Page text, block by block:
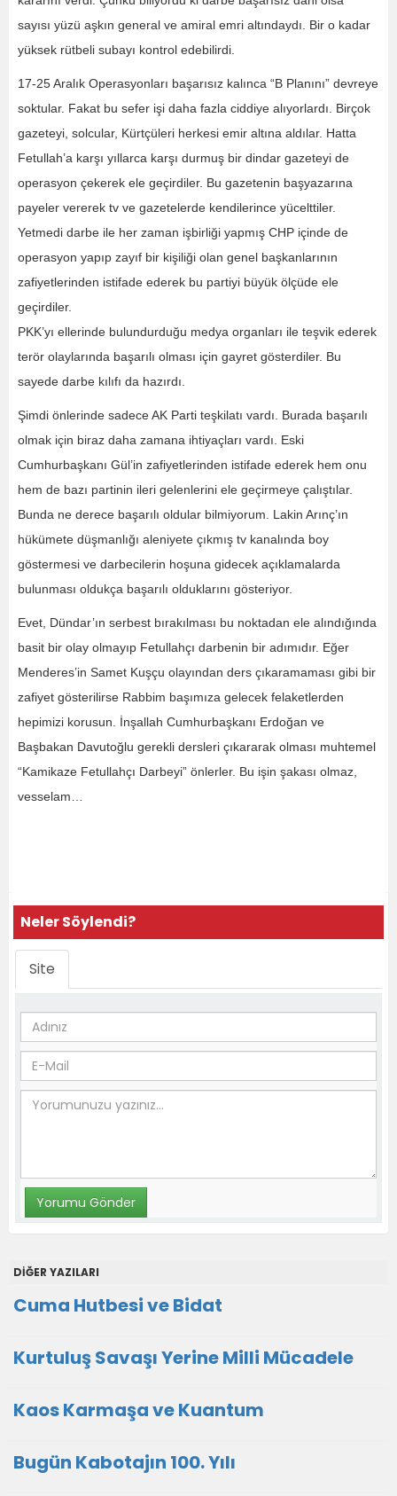
sayısı yüzü aşkın general ve amiral emri altındaydı. Bir o kadar
yüksek rütbeli subayı kontrol edebilirdi.
17-25 Aralık Operasyonları başarısız kalınca “B Planını” devreye
soktular. Fakat bu sefer işi daha fazla ciddiye alıyorlardı. Birçok
gazeteyi, solcular, Kürtçüleri herkesi emir altına aldılar. Hatta
Fetullah’a karşı yıllarca karşı durmuş bir dindar gazeteyi de
operasyon çekerek ele geçirdiler. Bu gazetenin başyazarına
payeler vererek tv ve gazetelerde kendilerince yücelttiler.
Yetmedi darbe ile her zaman işbirliği yapmış CHP içinde de
operasyon yapıp zayıf bir kişiliği olan genel başkanlarının
zafiyetlerinden istifade ederek bu partiyi büyük ölçüde ele
geçirdiler.
PKK’yı ellerinde bulundurduğu medya organları ile teşvik ederek
terör olaylarında başarılı olması için gayret gösterdiler. Bu
sayede darbe kılıfı da hazırdı.
Şimdi önlerinde sadece AK Parti teşkilatı vardı. Burada başarılı
olmak için biraz daha zamana ihtiyaçları vardı. Eski
Cumhurbaşkanı Gül’in zafiyetlerinden istifade ederek hem onu
hem de bazı partinin ileri gelenlerini ele geçirmeye çalıştılar.
Bunda ne derece başarılı oldular bilmiyorum. Lakin Arınç’ın
hükümete düşmanlığı aleniyete çıkmış tv kanalında boy
göstermesi ve darbecilerin hoşuna gidecek açıklamalarda
bulunması oldukça başarılı olduklarını gösteriyor.
Evet, Dündar’ın serbest bırakılması bu noktadan ele alındığında
basit bir olay olmayıp Fetullahçı darbenin bir adımıdır. Eğer
Menderes’in Samet Kuşçu olayından ders çıkaramaması gibi bir
zafiyet gösterilirse Rabbim başımıza gelecek felaketlerden
hepimizi korusun. İnşallah Cumhurbaşkanı Erdoğan ve
Başbakan Davutoğlu gerekli dersleri çıkararak olması muhtemel
“Kamikaze Fetullahçı Darbeyi” önlerler. Bu işin şakası olmaz,
vesselam…
Neler Söylendi?
Site
DİĞER YAZILARI
Cuma Hutbesi ve Bidat
Kurtuluş Savaşı Yerine Milli Mücadele
Kaos Karmaşa ve Kuantum
Bugün Kabotajın 100. Yılı